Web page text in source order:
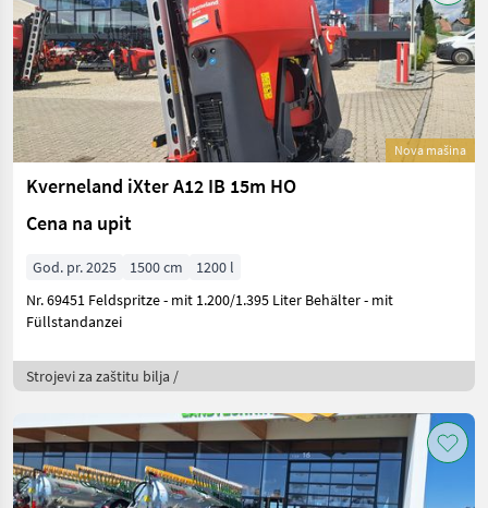
Nova mašina
Kverneland iXter A12 IB 15m HO
Cena na upit
God. pr. 2025 1500 cm
1200 l
Nr. 69451 Feldspritze - mit 1.200/1.395 Liter Behälter - mit
Füllstandanzei
Strojevi za zaštitu bilja /